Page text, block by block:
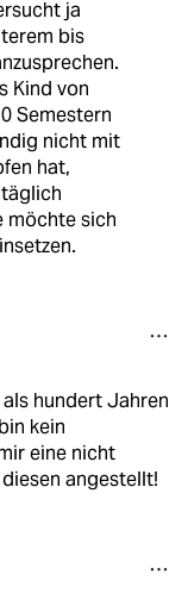
ja
bis
Kind von
Semestern
nicht mit
hat,
möchte sich
hundert Jahren
kein
eine nicht
angestellt!